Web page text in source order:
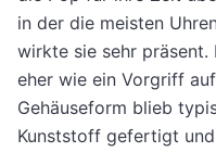
in der die meisten
wirkte sie sehr präsent.
eher wie ein Vorgriff
Gehäuseform blieb
Kunststoff gefertigt